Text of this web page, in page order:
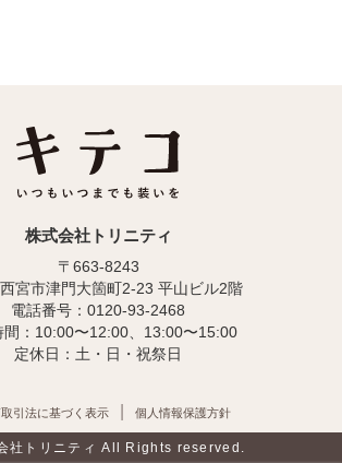
株式会社トリニティ
〒663-8243
宮市津門大箇町2-23 平山ビル2階
電話番号：0120-93-2468
間：10:00〜12:00、13:00〜15:00
定休日：土・日・祝祭日
引法に基づく表示 個人情報保護方針
社トリニティ All Rights reserved.